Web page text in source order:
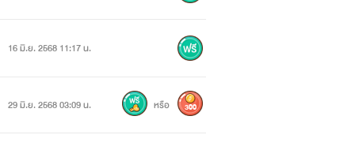
16 มิ.ย. 2568 11:17 น.
29 มิ.ย. 2568 03:09 น. หรือ 300